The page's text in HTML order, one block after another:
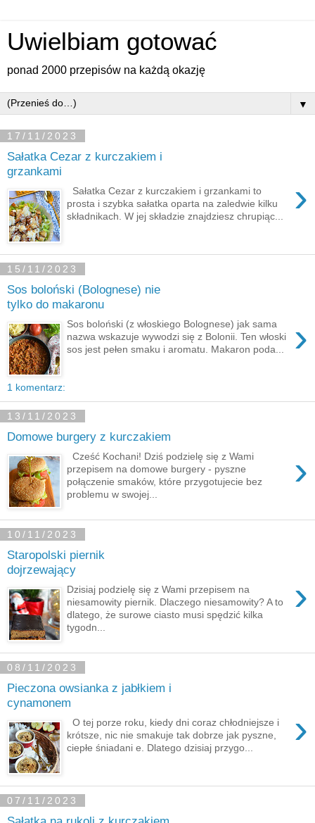
Uwielbiam gotować
ponad 2000 przepisów na każdą okazję
▼
17/11/2023
Sałatka Cezar z kurczakiem i
grzankami
›
Sałatka Cezar z kurczakiem i grzankami to
prosta i szybka sałatka oparta na zaledwie kilku
składnikach. W jej składzie znajdziesz chrupiąc...
15/11/2023
Sos boloński (Bolognese) nie
tylko do makaronu
›
Sos boloński (z włoskiego Bolognese) jak sama
nazwa wskazuje wywodzi się z Bolonii. Ten włoski
sos jest pełen smaku i aromatu. Makaron poda...
1 komentarz:
13/11/2023
Domowe burgery z kurczakiem
›
Cześć Kochani! Dziś podzielę się z Wami
przepisem na domowe burgery - pyszne
połączenie smaków, które przygotujecie bez
problemu w swojej...
10/11/2023
Staropolski piernik
dojrzewający
›
Dzisiaj podzielę się z Wami przepisem na
niesamowity piernik. Dlaczego niesamowity? A to
dlatego, że surowe ciasto musi spędzić kilka
tygodn...
08/11/2023
Pieczona owsianka z jabłkiem i
cynamonem
›
O tej porze roku, kiedy dni coraz chłodniejsze i
krótsze, nic nie smakuje tak dobrze jak pyszne,
ciepłe śniadani e. Dlatego dzisiaj przygo...
07/11/2023